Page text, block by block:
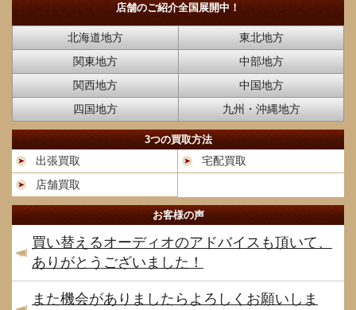
店舗のご紹介全国展開中！
北海道地方
東北地方
関東地方
中部地方
関西地方
中国地方
四国地方
九州・沖縄地方
3つの買取方法
出張買取
宅配買取
店舗買取
お客様の声
買い替えるオーディオのアドバイスも頂いて、
ありがとうございました！
また機会がありましたらよろしくお願いしま